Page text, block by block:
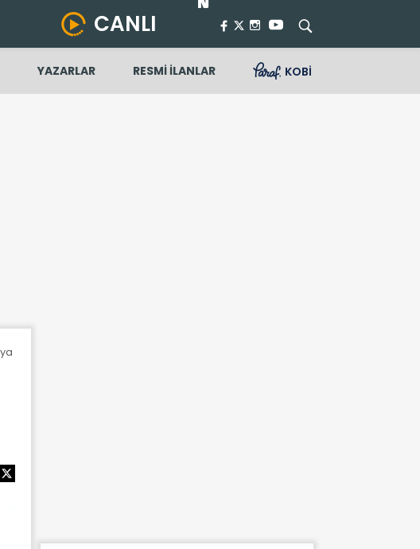
CANLI
YAZARLAR RESMİ İLANLAR KOBİ
Devam Ediyor”